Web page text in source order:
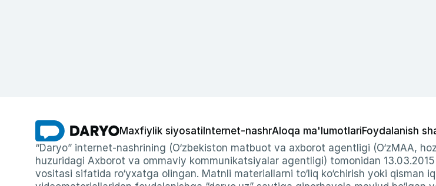
Maxfiylik siyosati Internet-nashrAloqa ma'lumotlariFoydalanish
“Daryo” internet-nashrining (O‘zbekiston matbuot va axborot agentligi (O‘zMAA,
huzuridagi Axborot va ommaviy kommunikatsiyalar agentligi) tomonidan
vositasi sifatida ro‘yxatga olingan. Matnli materiallarni to‘liq ko‘chirish yoki